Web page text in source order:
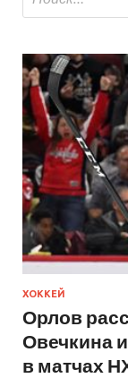
ХОККЕЙ
Орлов
Овечкина
в матчах